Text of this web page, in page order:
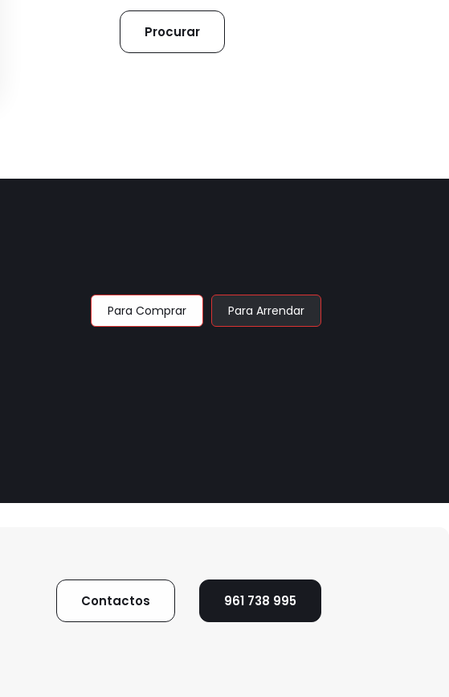
Procurar
Para Comprar Para Arrendar
Contactos 961 738 995